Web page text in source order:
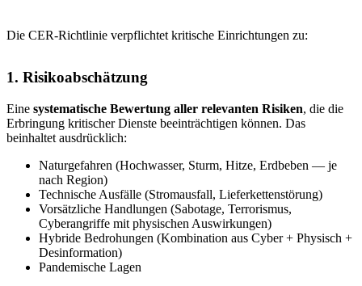
Die CER-Richtlinie verpflichtet kritische Einrichtungen zu:
1. Risikoabschätzung
Eine systematische Bewertung aller relevanten Risiken, die die
Erbringung kritischer Dienste beeinträchtigen können. Das
beinhaltet ausdrücklich:
Naturgefahren (Hochwasser, Sturm, Hitze, Erdbeben — je
nach Region)
Technische Ausfälle (Stromausfall, Lieferkettenstörung)
Vorsätzliche Handlungen (Sabotage, Terrorismus,
Cyberangriffe mit physischen Auswirkungen)
Hybride Bedrohungen (Kombination aus Cyber + Physisch +
Desinformation)
Pandemische Lagen